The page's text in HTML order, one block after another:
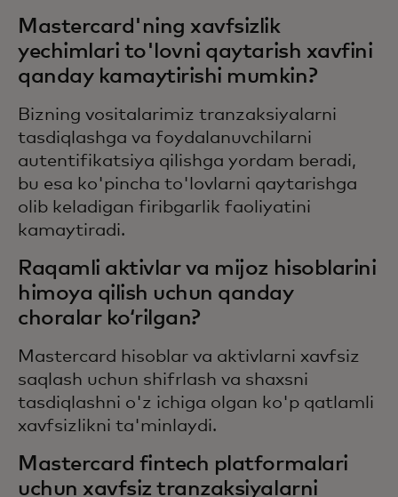
Mastercard'ning xavfsizlik
yechimlari to'lovni qaytarish xavfini
qanday kamaytirishi mumkin?
Bizning vositalarimiz tranzaksiyalarni
tasdiqlashga va foydalanuvchilarni
autentifikatsiya qilishga yordam beradi,
bu esa ko'pincha to'lovlarni qaytarishga
olib keladigan firibgarlik faoliyatini
kamaytiradi.
Raqamli aktivlar va mijoz hisoblarini
himoya qilish uchun qanday
choralar koʻrilgan?
Mastercard hisoblar va aktivlarni xavfsiz
saqlash uchun shifrlash va shaxsni
tasdiqlashni o'z ichiga olgan ko'p qatlamli
xavfsizlikni ta'minlaydi.
Mastercard fintech platformalari
uchun xavfsiz tranzaksiyalarni